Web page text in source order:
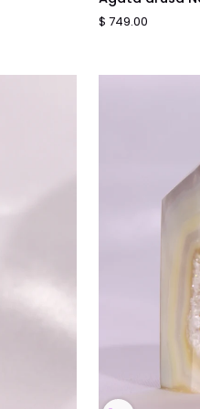
drusa
Natural
$ 749.00